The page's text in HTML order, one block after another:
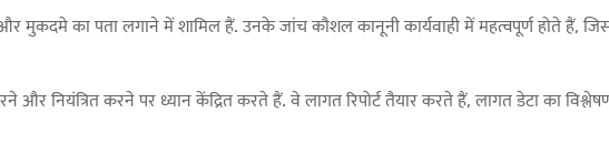
मुकदमे का पता लगाने में शामिल हैं. उनके जांच कौशल कानूनी कार्यवाही में महत्वपूर्ण होते
नियंत्रित करने पर ध्यान केंद्रित करते हैं. वे लागत रिपोर्ट तैयार करते हैं, लागत डेटा का